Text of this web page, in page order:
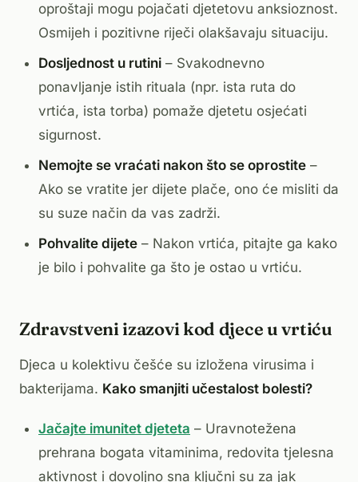
oproštaji mogu pojačati djetetovu anksioznost.
Osmijeh i pozitivne riječi olakšavaju situaciju.
Dosljednost u rutini – Svakodnevno
ponavljanje istih rituala (npr. ista ruta do
vrtića, ista torba) pomaže djetetu osjećati
sigurnost.
Nemojte se vraćati nakon što se oprostite –
Ako se vratite jer dijete plače, ono će misliti da
su suze način da vas zadrži.
Pohvalite dijete – Nakon vrtića, pitajte ga kako
je bilo i pohvalite ga što je ostao u vrtiću.
Zdravstveni izazovi kod djece u vrtiću
Djeca u kolektivu češće su izložena virusima i
bakterijama. Kako smanjiti učestalost bolesti?
Jačajte imunitet djeteta – Uravnotežena
prehrana bogata vitaminima, redovita tjelesna
aktivnost i dovoljno sna ključni su za jak